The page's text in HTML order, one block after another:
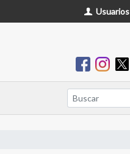
Usuarios